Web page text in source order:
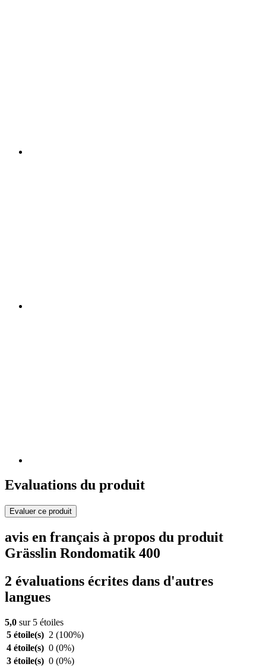
Evaluations du produit
Evaluer ce produit
avis en français à propos du produit
Grässlin Rondomatik 400
2 évaluations écrites dans d'autres
langues
5,0 sur 5 étoiles
5 étoile(s) 2 (100%)
4 étoile(s) 0 (0%)
3 étoile(s) 0 (0%)